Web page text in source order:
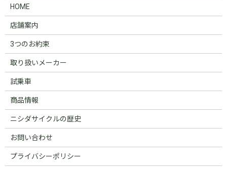
HOME
店舗案内
3つのお約束
取り扱いメーカー
試乗車
商品情報
ニシダサイクルの歴史
お問い合わせ
プライバシーポリシー